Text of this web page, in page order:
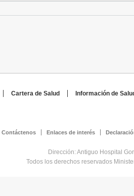
Cartera de Salud
Información de
Contáctenos Enlaces de interés
Dirección: Antiguo Hospital
Todos los derechos reservados